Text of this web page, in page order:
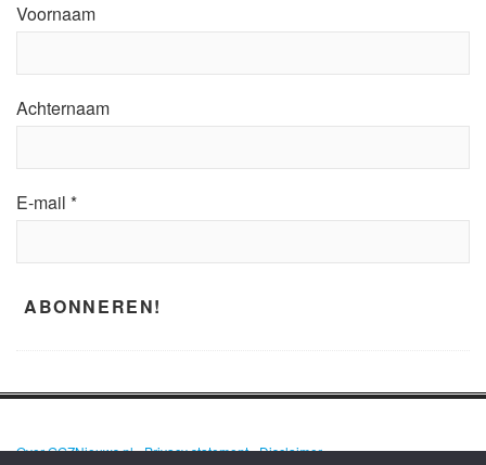
Voornaam
Achternaam
E-mail *
Over GGZNieuws.nl•Privacy statement•Disclaimer